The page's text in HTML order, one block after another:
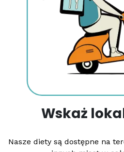
Wskaż
Nasze diety są dostępne na